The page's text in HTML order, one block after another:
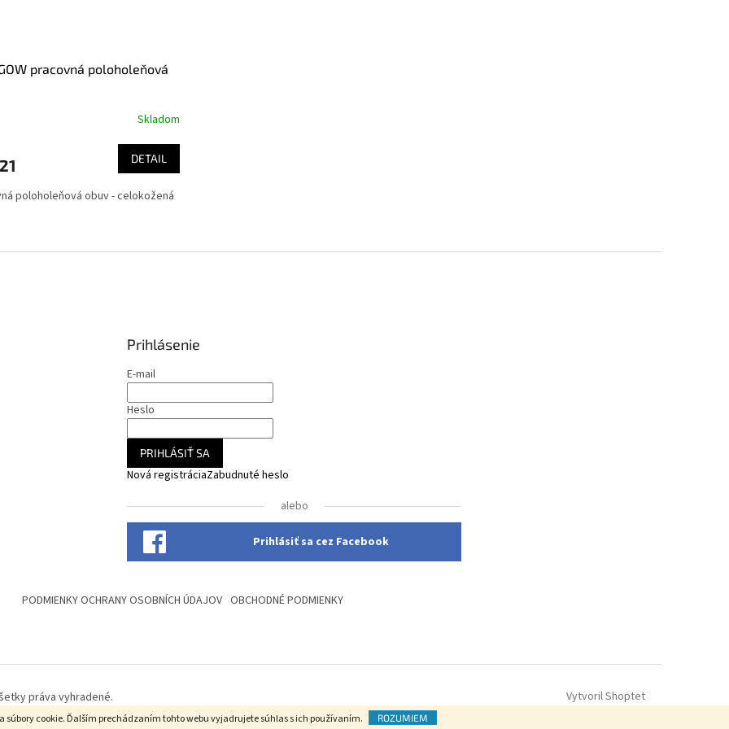
súbory cookie. Ďalším prechádzaním tohto webu vyjadrujete súhlas s ich používaním. ROZUMIEM
pracovná poloholeňová
Skladom
DETAIL
poloholeňová obuv - celokožená
v
s
u
Prihlásenie
E-mail
Heslo
PRIHLÁSIŤ SA
Nová registráciaZabudnuté heslo
alebo
Prihlásiť sa cez Facebook
PODMIENKY OCHRANY OSOBNÍCH ÚDAJOV OBCHODNÉ PODMIENKY
Vytvoril Shoptet
práva vyhradené.